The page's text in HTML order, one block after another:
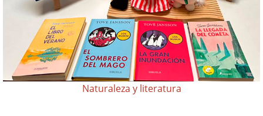
Naturaleza y literatura